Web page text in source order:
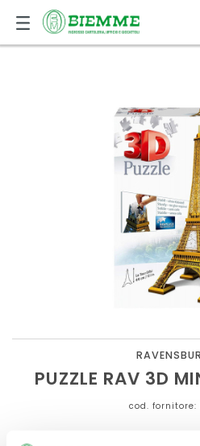
PUZZLE RAV 3D
cod. fornitore: